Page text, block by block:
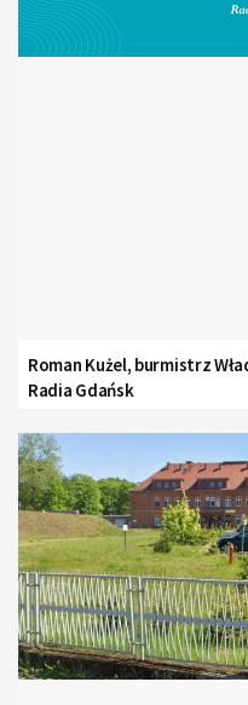
Roman Kużel, burmistrz
Radia Gdańsk